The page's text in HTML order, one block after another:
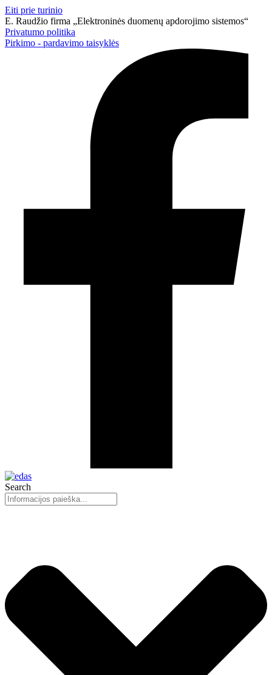
Eiti prie turinio
E. Raudžio firma „Elektroninės duomenų apdorojimo sistemos“
Privatumo politika
Pirkimo - pardavimo taisyklės
Search